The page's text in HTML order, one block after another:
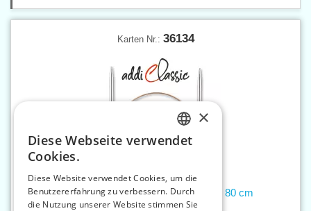
Karten Nr.: 36134
Rundstricknadel 12 mm addiClassic 80 cm
CZECH
ENGLISH
×
Diese Webseite verwendet
Cookies.
Diese Website verwendet Cookies, um die
Benutzererfahrung zu verbessern. Durch
die Nutzung unserer Website stimmen Sie